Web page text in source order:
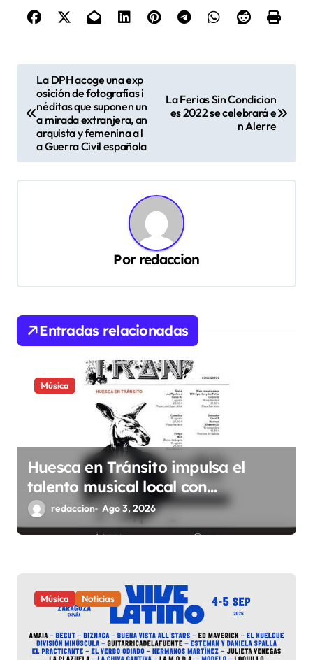
g
n
e
a
a
La DPH acoge una exp
osición de fotografías i
néditas que suponen un
a mirada extranjera, an
arquista y femenina a l
a Guerra Civil española
La Ferias Sin Condicion
es 2022 se celebrará e
n Alerre
Por redaccion
Entradas relacionadas
Música
Huesca en Tránsito impulsa el
talento musical local con
conciertos durante todo 2026
redaccion Ago 3, 2026
Música Noticias